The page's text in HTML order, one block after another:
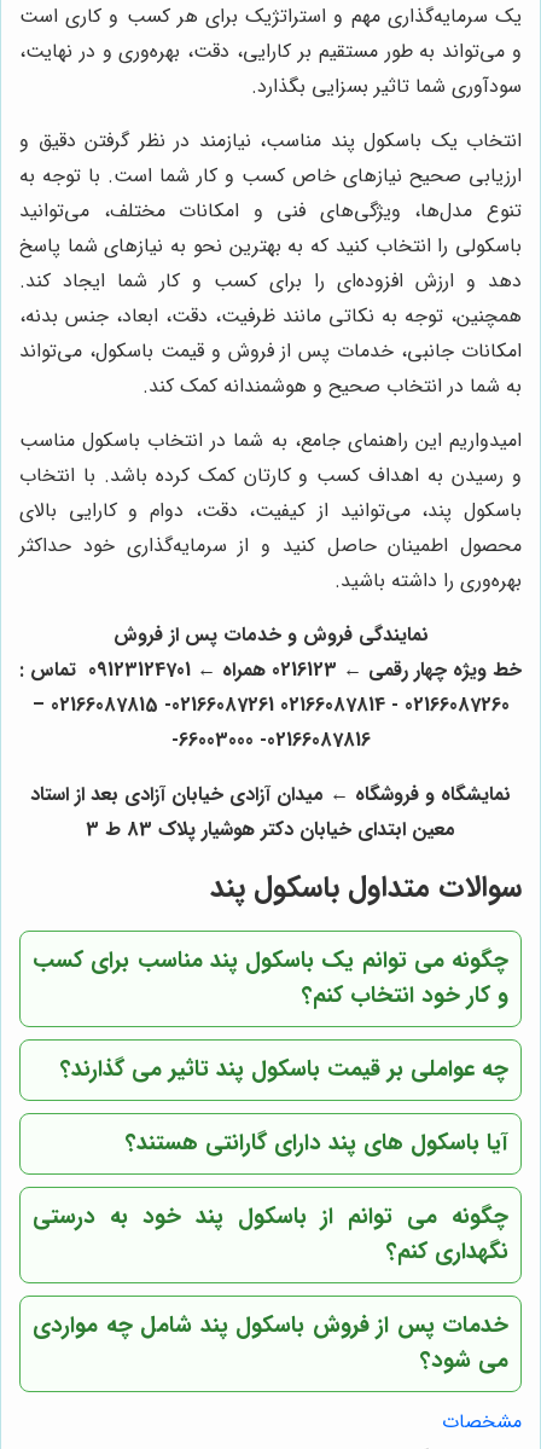
یک سرمایه‌گذاری مهم و استراتژیک برای هر کسب و کاری است
و می‌تواند به طور مستقیم بر کارایی، دقت، بهره‌وری و در نهایت،
سودآوری شما تاثیر بسزایی بگذارد.
انتخاب یک باسکول پند مناسب، نیازمند در نظر گرفتن دقیق و
ارزیابی صحیح نیازهای خاص کسب و کار شما است. با توجه به
تنوع مدل‌ها، ویژگی‌های فنی و امکانات مختلف، می‌توانید
باسکولی را انتخاب کنید که به بهترین نحو به نیازهای شما پاسخ
دهد و ارزش افزوده‌ای را برای کسب و کار شما ایجاد کند.
همچنین، توجه به نکاتی مانند ظرفیت، دقت، ابعاد، جنس بدنه،
امکانات جانبی، خدمات پس از فروش و قیمت باسکول، می‌تواند
به شما در انتخاب صحیح و هوشمندانه کمک کند.
امیدواریم این راهنمای جامع، به شما در انتخاب باسکول مناسب
و رسیدن به اهداف کسب و کارتان کمک کرده باشد. با انتخاب
باسکول پند، می‌توانید از کیفیت، دقت، دوام و کارایی بالای
محصول اطمینان حاصل کنید و از سرمایه‌گذاری خود حداکثر
بهره‌وری را داشته باشید.
نمایندگی فروش و خدمات پس از فروش
خط ویژه چهار رقمی ← 0216123 همراه ← 09123124701 تماس :
02166087260 - 02166087261 02166087814- 02166087815 –
02166087816
- 66003000-
نمایشگاه و فروشگاه ← میدان آزادی خیابان آزادی بعد از استاد
معین ابتدای خیابان دکتر هوشیار پلاک 83 ط 3
سوالات متداول باسکول پند
چگونه می توانم یک باسکول پند مناسب برای کسب
و کار خود انتخاب کنم؟
چه عواملی بر قیمت باسکول پند تاثیر می گذارند؟
آیا باسکول های پند دارای گارانتی هستند؟
چگونه می توانم از باسکول پند خود به درستی
نگهداری کنم؟
خدمات پس از فروش باسکول پند شامل چه مواردی
می شود؟
مشخصات